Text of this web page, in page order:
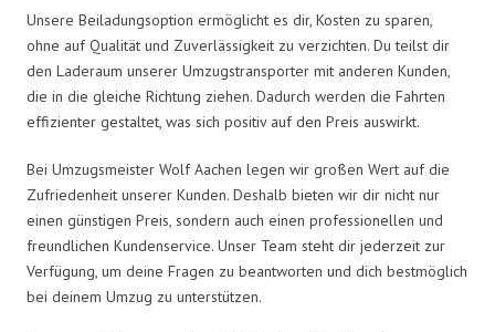
Unsere Beiladungsoption ermöglicht es dir, Kosten zu sparen,
ohne auf Qualität und Zuverlässigkeit zu verzichten. Du teilst dir
den Laderaum unserer Umzugstransporter mit anderen Kunden,
die in die gleiche Richtung ziehen. Dadurch werden die Fahrten
effizienter gestaltet, was sich positiv auf den Preis auswirkt.
Bei Umzugsmeister Wolf Aachen legen wir großen Wert auf die
Zufriedenheit unserer Kunden. Deshalb bieten wir dir nicht nur
einen günstigen Preis, sondern auch einen professionellen und
freundlichen Kundenservice. Unser Team steht dir jederzeit zur
Verfügung, um deine Fragen zu beantworten und dich bestmöglich
bei deinem Umzug zu unterstützen.